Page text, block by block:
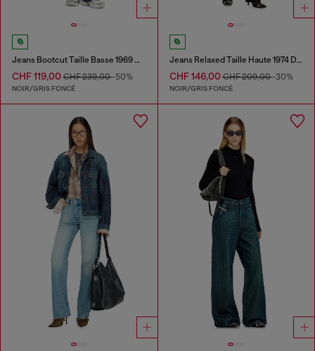
Jeans Bootcut Taille Basse 1969 D-Ebbey
CHF 119,00 CHF 239,00-50%
NOIR/GRIS FONCÉ
Jeans Relaxed Taille Haute 1974 D-Ellz
CHF 146,00CHF 209,00-30%
NOIR/GRIS FONCÉ